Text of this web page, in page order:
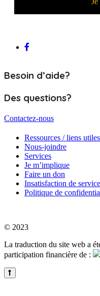
Besoin d’aide?
Des questions?
Contactez-nous
Ressources / liens utiles
Nous-joindre
Services
Je m’implique
Faire un don
Insatisfaction de service
Politique de
© 2023
La traduction du site web a
participation financière de :